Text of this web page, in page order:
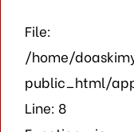
File:
/home/
public_html/
Line: 8